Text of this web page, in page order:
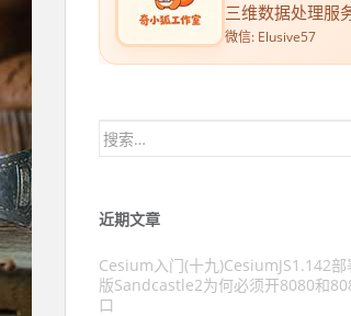
三维数据处理服
微信: Elusive57
搜索：
近期文章
Cesium入门(十九)CesiumJS1.142
版Sandcastle2为何必须开8080和
口